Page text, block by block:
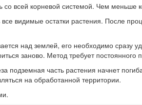
всей корневой системой. Чем меньше
видимые остатки растения. После
над землей, его необходимо сразу
заново. Метод требует постоянного
часть растения начнет
на обработанной территории.